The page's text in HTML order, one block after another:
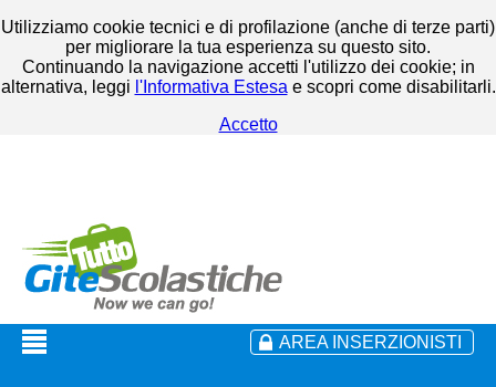
Utilizziamo cookie tecnici e di profilazione (anche di terze parti)
per migliorare la tua esperienza su questo sito.
Continuando la navigazione accetti l'utilizzo dei cookie; in
alternativa, leggi l'Informativa Estesa e scopri come disabilitarli.
Accetto
AREA INSERZIONISTI